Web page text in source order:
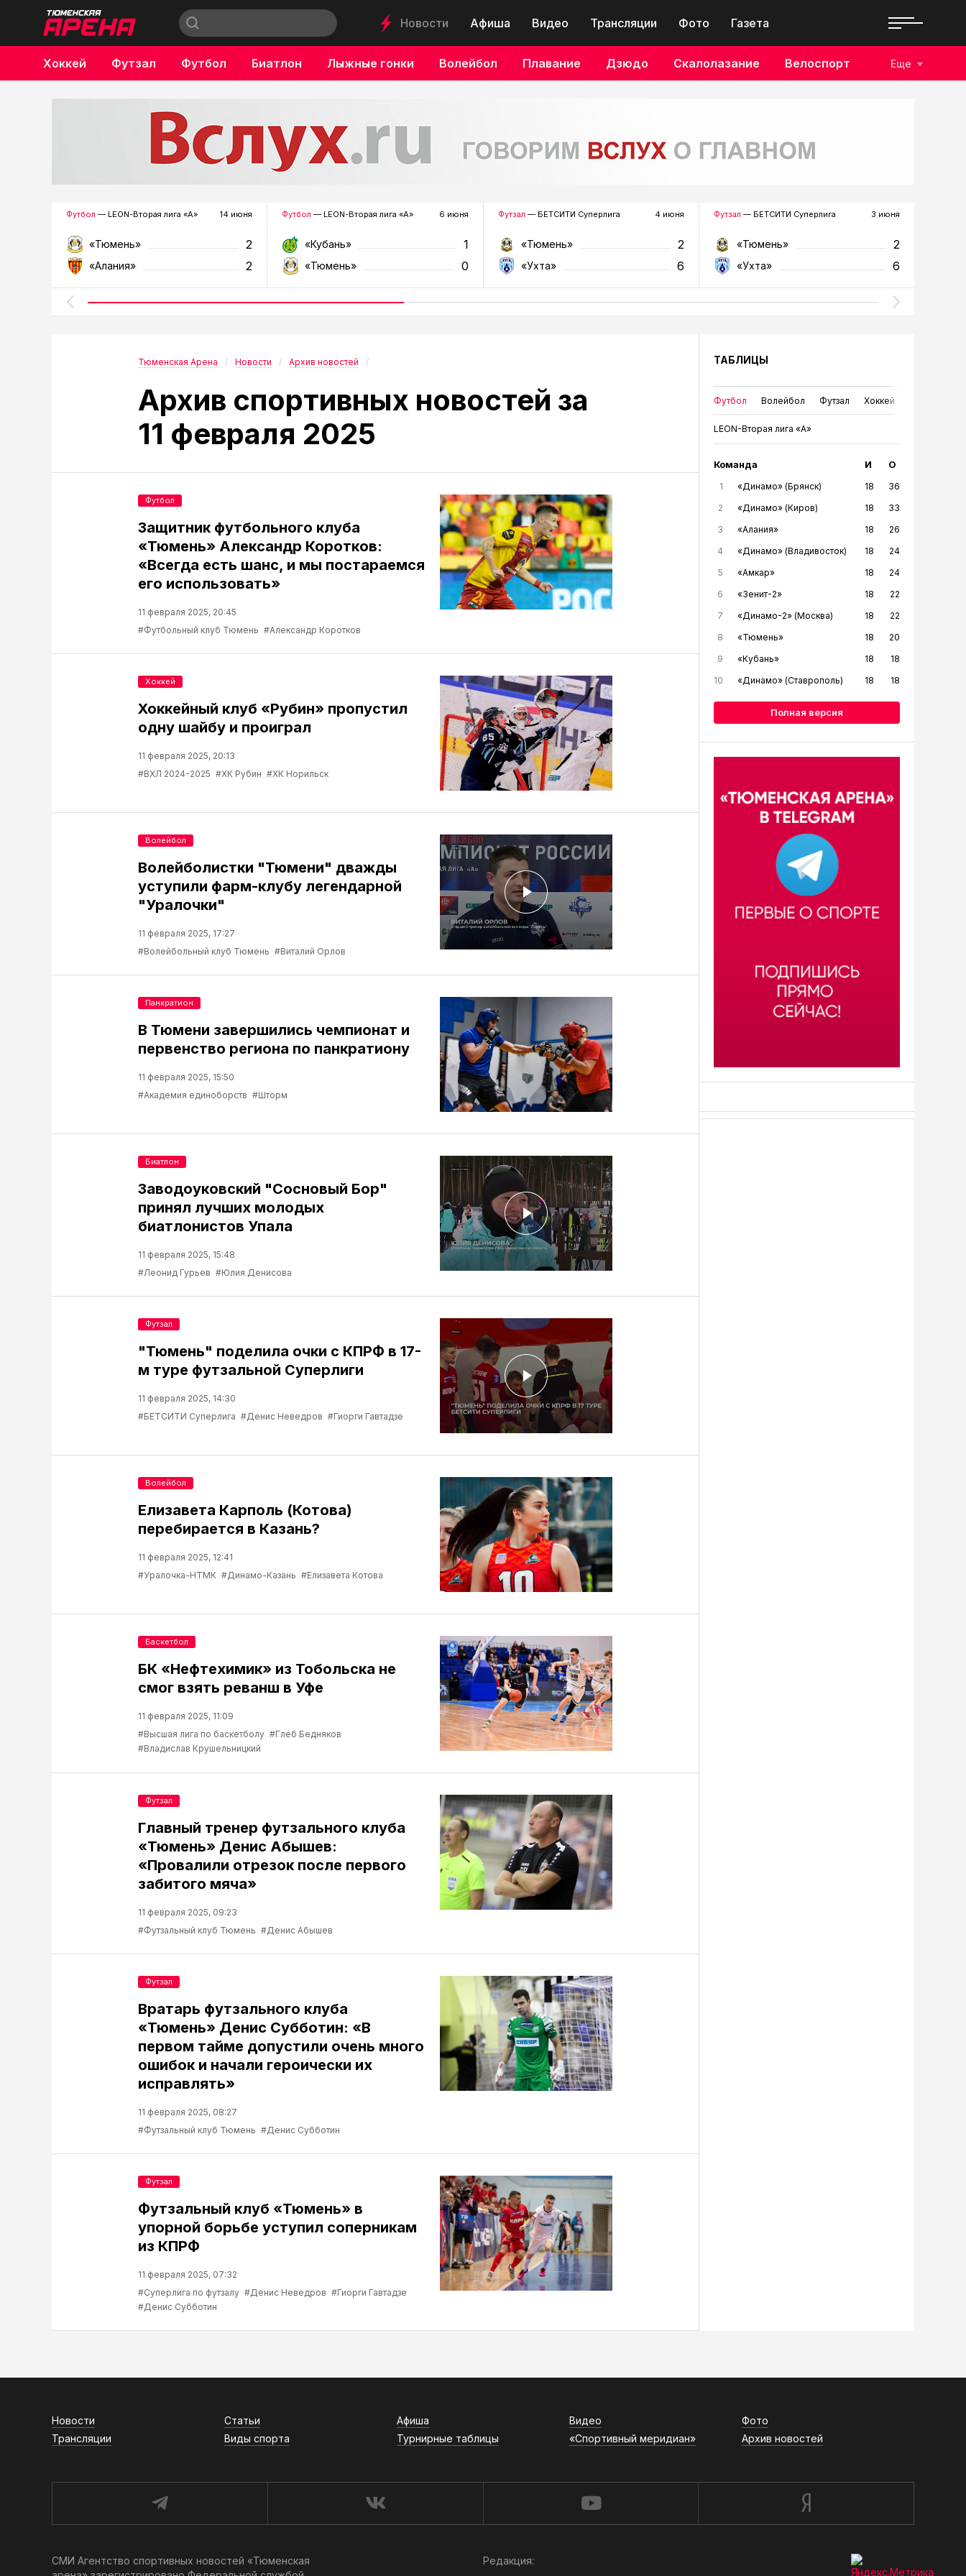
Новости Афиша Видео Трансляции Фото Газета
Хоккей Футзал Футбол Биатлон Лыжные гонки Волейбол Плавание Дзюдо Скалолазание Велоспорт
Бокс
Еще
Футбол — LEON-Вторая лига «А» 14 июня
«Тюмень» 2
«Алания» 2
Футбол — LEON-Вторая лига «А» 6 июня
«Кубань» 1
«Тюмень» 0
Футзал — БЕТСИТИ Суперлига 4 июня
«Тюмень» 2
«Ухта» 6
Футзал — БЕТСИТИ Суперлига 3 июня
«Тюмень» 2
«Ухта» 6
Тюменская Арена Новости Архив новостей
Архив спортивных новостей за
11 февраля 2025
Защитник футбольного клуба
«Тюмень» Александр Коротков:
«Всегда есть шанс, и мы постараемся
его использовать»
11 февраля 2025, 20:45
#Футбольный клуб Тюмень #Александр Коротков
Футбол
Хоккейный клуб «Рубин» пропустил
одну шайбу и проиграл
11 февраля 2025, 20:13
#ВХЛ 2024-2025 #ХК Рубин #ХК Норильск
Хоккей
Волейболистки "Тюмени" дважды
уступили фарм-клубу легендарной
"Уралочки"
11 февраля 2025, 17:27
#Волейбольный клуб Тюмень #Виталий Орлов
Волейбол
В Тюмени завершились чемпионат и
первенство региона по панкратиону
11 февраля 2025, 15:50
#Академия единоборств #Шторм
Панкратион
Заводоуковский "Сосновый Бор"
принял лучших молодых
биатлонистов Упала
11 февраля 2025, 15:48
#Леонид Гурьев #Юлия Денисова
Биатлон
"Тюмень" поделила очки с КПРФ в 17-
м туре футзальной Суперлиги
11 февраля 2025, 14:30
#БЕТСИТИ Суперлига #Денис Неведров #Гиорги Гавтадзе
Футзал
Елизавета Карполь (Котова)
перебирается в Казань?
11 февраля 2025, 12:41
#Уралочка-НТМК #Динамо-Казань #Елизавета Котова
Волейбол
БК «Нефтехимик» из Тобольска не
смог взять реванш в Уфе
11 февраля 2025, 11:09
#Высшая лига по баскетболу #Глеб Бедняков
#Владислав Крушельницкий
Баскетбол
Главный тренер футзального клуба
«Тюмень» Денис Абышев:
«Провалили отрезок после первого
забитого мяча»
11 февраля 2025, 09:23
#Футзальный клуб Тюмень #Денис Абышев
Футзал
Вратарь футзального клуба
«Тюмень» Денис Субботин: «В
первом тайме допустили очень много
ошибок и начали героически их
исправлять»
11 февраля 2025, 08:27
#Футзальный клуб Тюмень #Денис Субботин
Футзал
Футзальный клуб «Тюмень» в
упорной борьбе уступил соперникам
из КПРФ
11 февраля 2025, 07:32
#Суперлига по футзалу #Денис Неведров #Гиорги Гавтадзе
#Денис Субботин
Футзал
ТАБЛИЦЫ
Футбол Волейбол Футзал Хоккей
LEON-Вторая лига «А»
Команда И О
1 «Динамо» (Брянск) 18
36
2
«Динамо» (Киров) 18
33
3
«Алания» 18
26
4
«Динамо» (Владивосток) 18
24
5
«Амкар» 18
24
6
«Зенит-2» 18
22
7
«Динамо-2» (Москва) 18
22
8
«Тюмень» 18
20
9
«Кубань» 18
18
10
«Динамо» (Ставрополь) 18 18
Полная версия
Новости Статьи Афиша Видео
Фото
Трансляции
Виды спорта Турнирные таблицы «Спортивный меридиан» Архив новостей
СМИ Агентство спортивных новостей «Тюменская
Редакция: